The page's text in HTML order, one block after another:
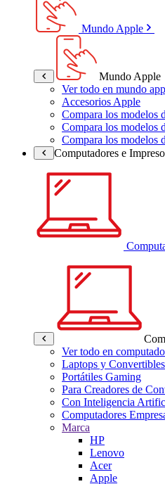
Mundo Apple
Mundo Apple
Ver todo en mundo
Accesorios Apple
Compara los modelos
Compara los modelos
Compara los modelos
Computadores e
Ver todo en
Laptops y
Portátiles Gaming
Para Creadores de
Con Inteligencia
Computadores
Marca
HP
Lenovo
Acer
Apple